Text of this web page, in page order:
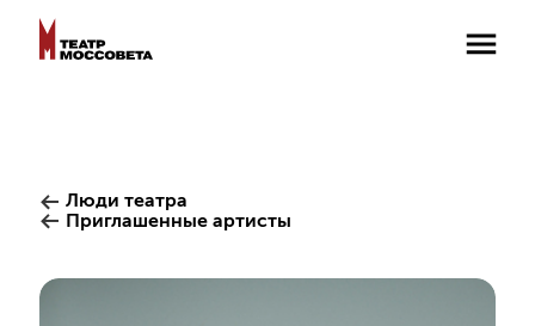
Люди театра
Приглашенные артисты